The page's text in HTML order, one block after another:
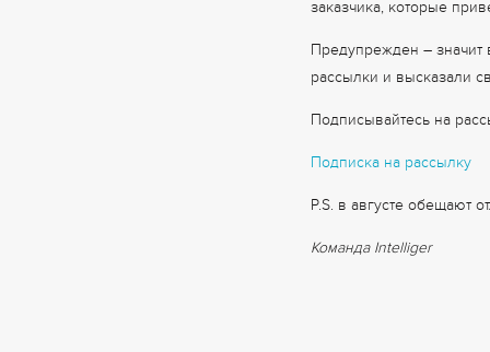
заказчика, которые
Предупрежден – значит
рассылки и высказали
Подписывайтесь на
Подписка на рассылку
P.S. в августе обещают
Команда Intelliger